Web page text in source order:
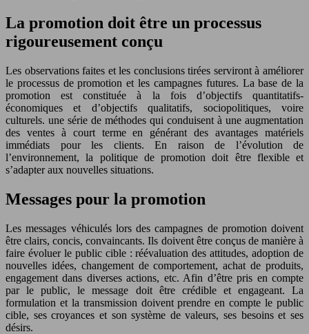
La promotion doit être un processus
rigoureusement conçu
Les observations faites et les conclusions tirées serviront à améliorer
le processus de promotion et les campagnes futures. La base de la
promotion est constituée à la fois d’objectifs quantitatifs-
économiques et d’objectifs qualitatifs, sociopolitiques, voire
culturels. une série de méthodes qui conduisent à une augmentation
des ventes à court terme en générant des avantages matériels
immédiats pour les clients. En raison de l’évolution de
l’environnement, la politique de promotion doit être flexible et
s’adapter aux nouvelles situations.
Messages pour la promotion
Les messages véhiculés lors des campagnes de promotion doivent
être clairs, concis, convaincants. Ils doivent être conçus de manière à
faire évoluer le public cible : réévaluation des attitudes, adoption de
nouvelles idées, changement de comportement, achat de produits,
engagement dans diverses actions, etc. Afin d’être pris en compte
par le public, le message doit être crédible et engageant. La
formulation et la transmission doivent prendre en compte le public
cible, ses croyances et son système de valeurs, ses besoins et ses
désirs.